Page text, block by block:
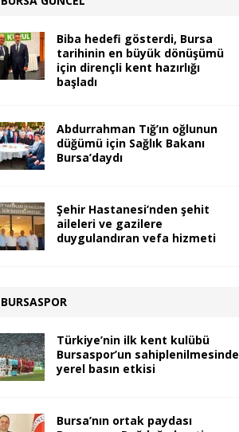
Biba hedefi gösterdi, Bursa
tarihinin en büyük dönüşümü
için dirençli kent hazırlığı
başladı
Abdurrahman Tığ’ın oğlunun
düğümü için Sağlık Bakanı
Bursa’daydı
Şehir Hastanesi’nden şehit
aileleri ve gazilere
duygulandıran vefa hizmeti
BURSASPOR
Türkiye’nin ilk kent kulübü
Bursaspor’un sahiplenilmesinde
yerel basın etkisi
Bursa’nın ortak paydası